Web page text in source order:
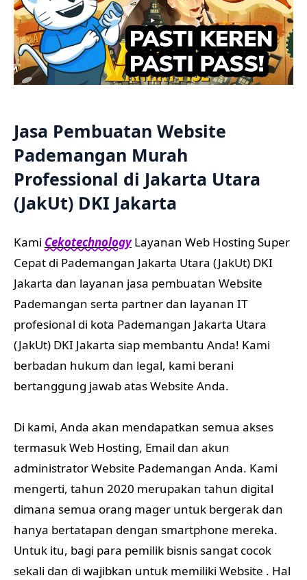
Jasa Pembuatan Website
Pademangan Murah
Professional di Jakarta Utara
(JakUt) DKI Jakarta
Kami CekotechnologyLayanan Web Hosting Super
Cepat di Pademangan Jakarta Utara (JakUt) DKI
Jakarta dan layanan jasa pembuatan Website
Pademangan serta partner dan layanan IT
profesional di kota Pademangan Jakarta Utara
(JakUt) DKI Jakarta siap membantu Anda! Kami
berbadan hukum dan legal, kami berani
bertanggung jawab atas Website Anda.
Di kami, Anda akan mendapatkan semua akses
termasuk Web Hosting, Email dan akun
administrator Website Pademangan Anda. Kami
mengerti, tahun 2020 merupakan tahun digital
dimana semua orang mager untuk bergerak dan
hanya bertatapan dengan smartphone mereka.
Untuk itu, bagi para pemilik bisnis sangat cocok
sekali dan di wajibkan untuk memiliki Website . Hal